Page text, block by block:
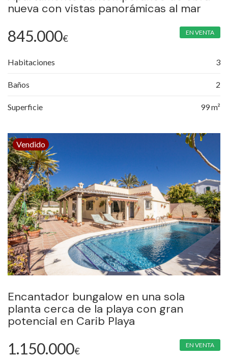
nueva con vistas panorámicas al mar
845.000€
EN VENTA
Habitaciones 3
Baños 2
Superficie 99 m²
Vendido
Encantador bungalow en una sola
planta cerca de la playa con gran
potencial en Carib Playa
1.150.000€
EN VENTA